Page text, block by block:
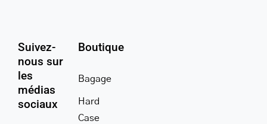
Suivez-
nous sur
les
médias
sociaux
Boutique
Bagage
Hard
Case